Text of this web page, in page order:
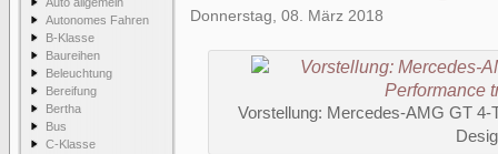
Autonomes Fahren
B-Klasse
Baureihen
Beleuchtung
Bereifung
Bertha
Bus
C-Klasse
Donnerstag, 08. März 2018
Vorstellung: Mercedes-AMG GT